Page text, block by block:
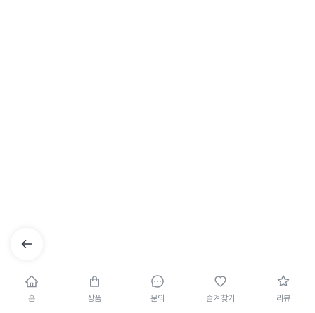
홈 상품 문의 즐겨찾기 리뷰